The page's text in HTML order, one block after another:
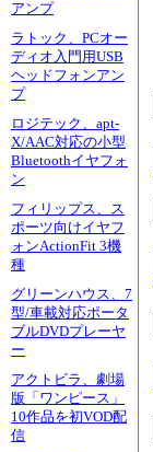
アンプ
ラトック、PCオー
ディオ入門用USB
ヘッドフォンアン
プ
ロジテック、apt-
X/AAC対応の小型
Bluetoothイヤフォ
ン
フィリップス、ス
ポーツ向けイヤフ
ォンActionFit 3機
種
グリーンハウス、7
型/車載対応ポータ
ブルDVDプレーヤ
ー
アクトビラ、劇場
版「ワンピース」
10作品を初VOD配
信